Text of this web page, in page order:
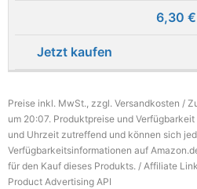
6,30 €
Jetzt kaufen
Preise inkl. MwSt., zzgl. Versandkosten /
um 20:07. Produktpreise und
und Uhrzeit zutreffend und können sich
Verfügbarkeitsinformationen auf
für den Kauf dieses Produkts. / Affiliate
Product Advertising API